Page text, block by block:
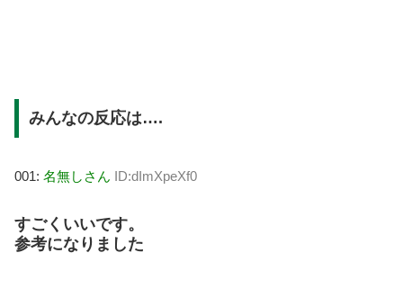
みんなの反応は….
001: 名無しさん ID:dImXpeXf0
すごくいいです。
参考になりました